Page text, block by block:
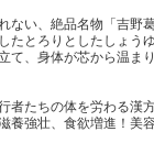
ない、絶品名物「吉野
たとろりとしたしょう
て、身体が芯から温まり
者たちの体を労わる漢
養強壮、食欲増進！美